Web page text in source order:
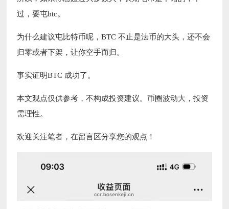
过，要屯btc。
为什么建议屯比特币呢，BTC 不止是法币的大头，还不会
归零或者下架，让你空手而归。
事实证明BTC 成功了。
本文观点仅供参考，不构成投资建议。币圈波动大，投资
需理性。
欢迎关注笔者，在留言区分享您的观点！